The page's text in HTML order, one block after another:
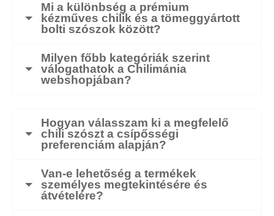
Mi a különbség a prémium
kézműves chilik és a tömeggyártott
bolti szószok között?
Milyen főbb kategóriák szerint
válogathatok a Chilimánia
webshopjában?
Hogyan válasszam ki a megfelelő
chili szószt a csípősségi
preferenciám alapján?
Van-e lehetőség a termékek
személyes megtekintésére és
átvételére?